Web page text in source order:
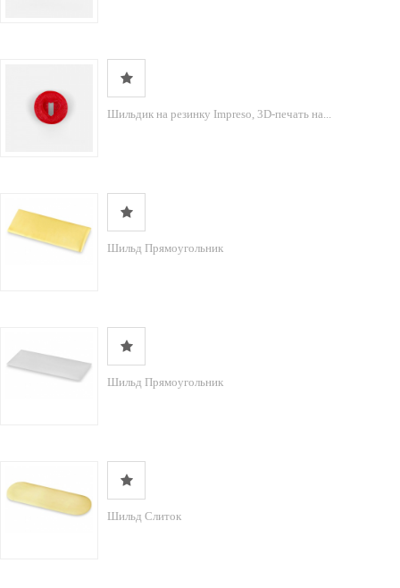
Шильдик на резинку Impreso, 3D-печать на...
Шильд Прямоугольник
Шильд Прямоугольник
Шильд Слиток